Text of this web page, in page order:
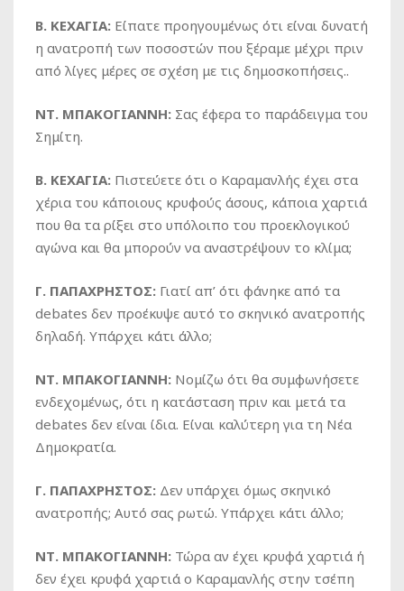
Β. ΚΕΧΑΓΙΑ: Είπατε προηγουμένως ότι είναι δυνατή
η ανατροπή των ποσοστών που ξέραμε μέχρι πριν
από λίγες μέρες σε σχέση με τις δημοσκοπήσεις..
ΝΤ. ΜΠΑΚΟΓΙΑΝΝΗ: Σας έφερα το παράδειγμα του
Σημίτη.
Β. ΚΕΧΑΓΙΑ: Πιστεύετε ότι ο Καραμανλής έχει στα
χέρια του κάποιους κρυφούς άσους, κάποια χαρτιά
που θα τα ρίξει στο υπόλοιπο του προεκλογικού
αγώνα και θα μπορούν να αναστρέψουν το κλίμα;
Γ. ΠΑΠΑΧΡΗΣΤΟΣ: Γιατί απ’ ότι φάνηκε από τα
debates δεν προέκυψε αυτό το σκηνικό ανατροπής
δηλαδή. Υπάρχει κάτι άλλο;
ΝΤ. ΜΠΑΚΟΓΙΑΝΝΗ: Νομίζω ότι θα συμφωνήσετε
ενδεχομένως, ότι η κατάσταση πριν και μετά τα
debates δεν είναι ίδια. Είναι καλύτερη για τη Νέα
Δημοκρατία.
Γ. ΠΑΠΑΧΡΗΣΤΟΣ: Δεν υπάρχει όμως σκηνικό
ανατροπής; Αυτό σας ρωτώ. Υπάρχει κάτι άλλο;
ΝΤ. ΜΠΑΚΟΓΙΑΝΝΗ: Τώρα αν έχει κρυφά χαρτιά ή
δεν έχει κρυφά χαρτιά ο Καραμανλής στην τσέπη